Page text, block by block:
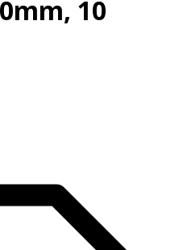
10